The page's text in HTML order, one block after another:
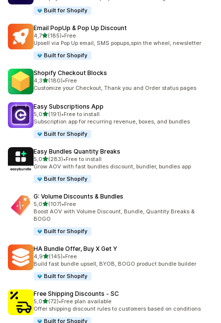
Built for Shopify
Email PopUp & Pop Up Discount
4,7z 5 hvězd
(185)
Celkový počet recenzí: 185
•Free
Upsell via Pop Up email, SMS popups,spin the wheel, newsletter
Built for Shopify
Shopify Checkout Blocks
4,3z 5 hvězd
(180)
Celkový počet recenzí: 180
•Free
Customize your Checkout, Thank you and Order status pages
Easy Subscriptions App
5,0z 5 hvězd
(191)
Celkový počet recenzí: 191
•Free to install
Subscription app for recurring revenue, boxes, and bundles
Built for Shopify
Easy Bundles Quantity Breaks
5,0z 5 hvězd
(283)
Celkový počet recenzí: 283
•Free to install
Grow AOV with fast bundles discount, bundler, bundles app
Built for Shopify
G: Volume Discounts & Bundles
5,0z 5 hvězd
(107)
Celkový počet recenzí: 107
•Free
Boost AOV with Volume Discount, Bundle, Quantity Breaks &
BOGO
Built for Shopify
HA Bundle Offer, Buy X Get Y
4,9z 5 hvězd
(145)
Celkový počet recenzí: 145
•Free
Build fast bundle upsell, BYOB, BOGO product bundle builder
Built for Shopify
Free Shipping Discounts ‑ SC
5,0z 5 hvězd
(72)
Celkový počet recenzí: 72
•Free plan available
Offer shipping discount rules to customers based on conditions
Built for Shopify